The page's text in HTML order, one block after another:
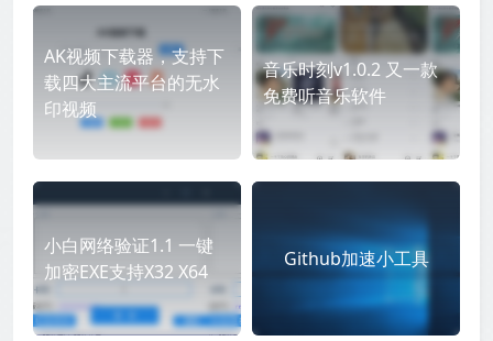
AK视频下载器，支持下
载四大主流平台的无水
印视频
音乐时刻v1.0.2 又一款
免费听音乐软件
小白网络验证1.1 一键
加密EXE支持X32 X64
Github加速小工具